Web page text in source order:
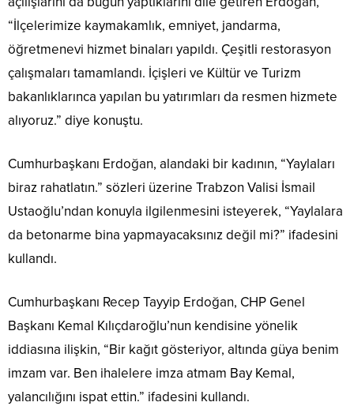
“İlçelerimize kaymakamlık, emniyet, jandarma,
öğretmenevi hizmet binaları yapıldı. Çeşitli restorasyon
çalışmaları tamamlandı. İçişleri ve Kültür ve Turizm
bakanlıklarınca yapılan bu yatırımları da resmen hizmete
alıyoruz.” diye konuştu.
Cumhurbaşkanı Erdoğan, alandaki bir kadının, “Yaylaları
biraz rahatlatın.” sözleri üzerine Trabzon Valisi İsmail
Ustaoğlu’ndan konuyla ilgilenmesini isteyerek, “Yaylalara
da betonarme bina yapmayacaksınız değil mi?” ifadesini
kullandı.
Cumhurbaşkanı Recep Tayyip Erdoğan, CHP Genel
Başkanı Kemal Kılıçdaroğlu’nun kendisine yönelik
iddiasına ilişkin, “Bir kağıt gösteriyor, altında güya benim
imzam var. Ben ihalelere imza atmam Bay Kemal,
yalancılığını ispat ettin.” ifadesini kullandı.